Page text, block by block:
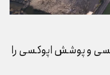
و پوشش اپوکسی را